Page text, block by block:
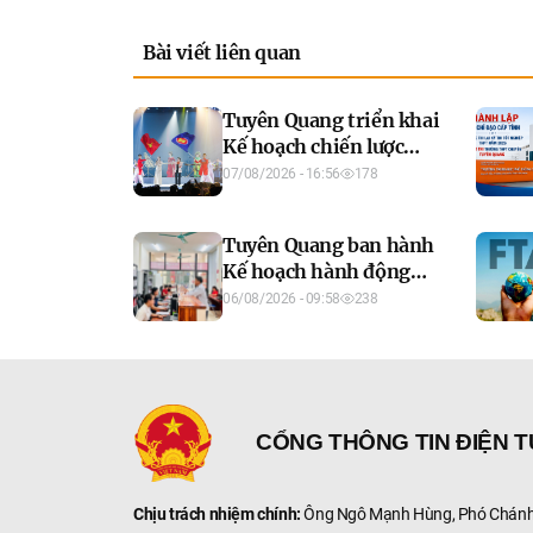
Bài viết liên quan
Tuyên Quang triển khai
Kế hoạch chiến lược
Cộng đồng Văn hóa -
07/08/2026 - 16:56 178
Tuyên Quang ban hành
Kế hoạch hành động
phát triển công dân số,
06/08/2026 - 09:58 238
CỔNG THÔNG TIN ĐIỆN
Chịu trách nhiệm chính:Ông Ngô Mạnh Hùng, Phó